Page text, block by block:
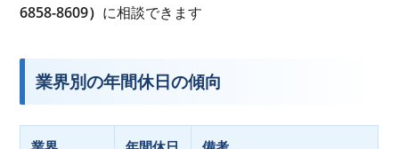
6858-8609） に相談できます
業界別の年間休日の傾向